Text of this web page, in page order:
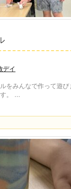
デイ
をみんなで作って遊
。 ...